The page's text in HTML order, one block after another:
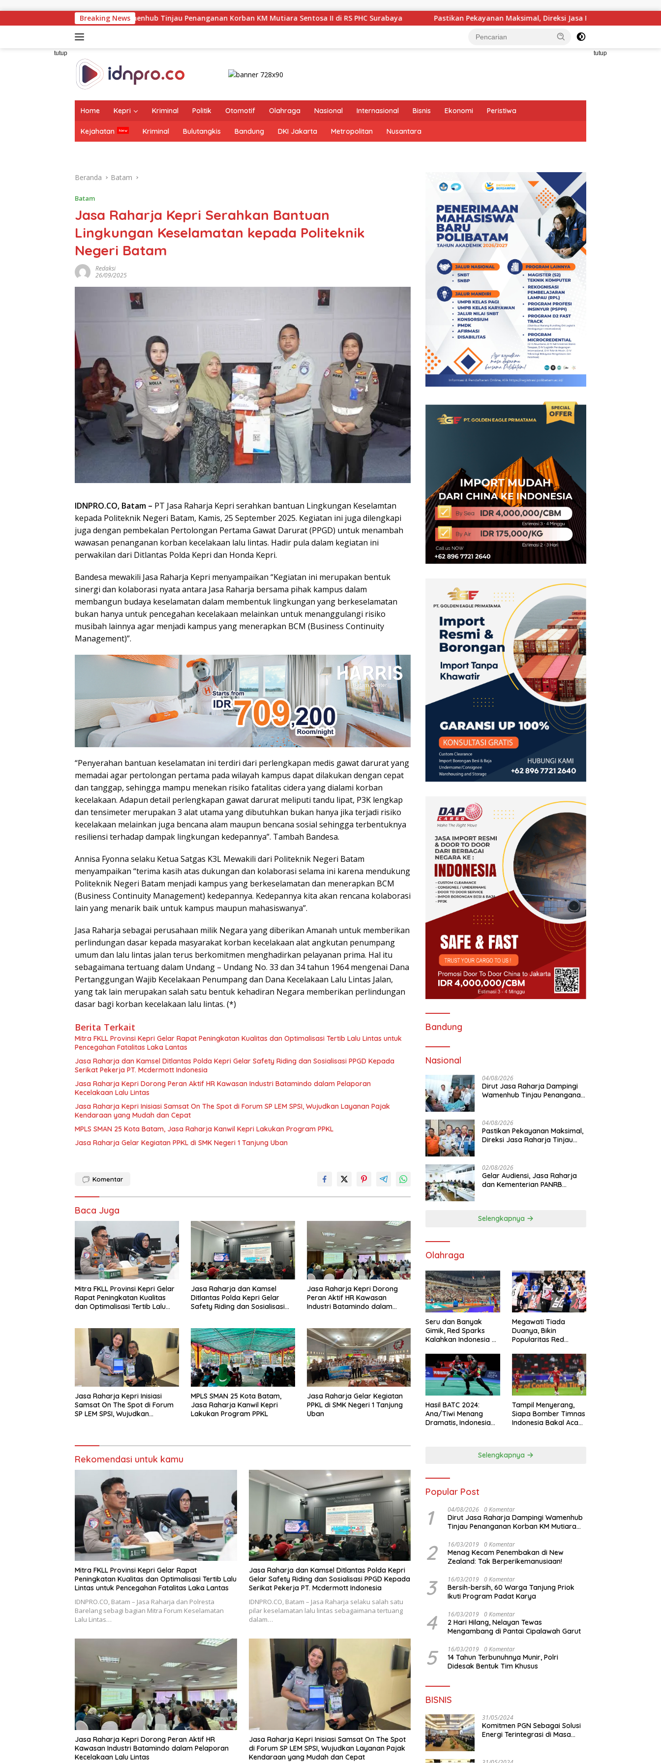
konten
Breaking News
Wamenhub Tinjau Penanganan Korban KM Mutiara Sentosa II di RS PHC Surabaya Pastikan Pekayanan Maksimal, Direksi Jasa Raharja Tinjau Korban Kebakaran KM Mutiara
tutup tutup
Home Kepri Kriminal Politik Otomotif Olahraga Nasional Internasional Bisnis Ekonomi Peristiwa
Kejahatan Kriminal Bulutangkis Bandung DKI Jakarta Metropolitan Nusantara
Beranda Batam
Batam
Jasa Raharja Kepri Serahkan Bantuan
Lingkungan Keselamatan kepada Politeknik
Negeri Batam
Redaksi
26/09/2025
IDNPRO.CO, Batam – PT Jasa Raharja Kepri serahkan bantuan Lingkungan Keselamtan
kepada Politeknik Negeri Batam, Kamis, 25 September 2025. Kegiatan ini juga dilengkapi
juga dengan pembekalan Pertolongan Pertama Gawat Darurat (PPGD) untuk menambah
wawasan penanganan korban kecelakaan lalu lintas. Hadir pula dalam kegiatan ini
perwakilan dari Ditlantas Polda Kepri dan Honda Kepri.
Bandesa mewakili Jasa Raharja Kepri menyampaikan “Kegiatan ini merupakan bentuk
sinergi dan kolaborasi nyata antara Jasa Raharja bersama pihak kampus dalam
membangun budaya keselamatan dalam membentuk lingkungan yang berkeselamatan
bukan hanya untuk pencegahan kecelakaan melainkan untuk menanggulangi risiko
musibah lainnya agar menjadi kampus yang menerapkan BCM (Business Continuity
Management)”.
“Penyerahan bantuan keselamatan ini terdiri dari perlengkapan medis gawat darurat yang
memadai agar pertolongan pertama pada wilayah kampus dapat dilakukan dengan cepat
dan tanggap, sehingga mampu menekan risiko fatalitas cidera yang dialami korban
kecelakaan. Adapun detail perlengkapan gawat darurat meliputi tandu lipat, P3K lengkap
dan tensimeter merupakan 3 alat utama yang dibutuhkan bukan hanya jika terjadi risiko
kecelakaan melainkan juga bencana alam maupun bencana sosial sehingga terbentuknya
resiliensi terhadap dampak lingkungan kedepannya”. Tambah Bandesa.
Annisa Fyonna selaku Ketua Satgas K3L Mewakili dari Politeknik Negeri Batam
menyampaikan “terima kasih atas dukungan dan kolaborasi selama ini karena mendukung
Politeknik Negeri Batam menjadi kampus yang berkeselamatan dan menerapkan BCM
(Business Continuity Management) kedepannya. Kedepannya kita akan rencana kolaborasi
lain yang menarik baik untuk kampus maupun mahasiswanya”.
Jasa Raharja sebagai perusahaan milik Negara yang diberikan Amanah untuk memberikan
perlindungan dasar kepada masyarakat korban kecelakaan alat angkutan penumpang
umum dan lalu lintas jalan terus berkomitmen menghadirkan pelayanan prima. Hal itu
sebagaimana tertuang dalam Undang – Undang No. 33 dan 34 tahun 1964 mengenai Dana
Pertanggungan Wajib Kecelakaan Penumpang dan Dana Kecelakaan Lalu Lintas Jalan,
yang tak lain merupakan salah satu bentuk kehadiran Negara memberikan perlindungan
dasar bagi korban kecelakaan lalu lintas. (*)
Berita Terkait
Mitra FKLL Provinsi Kepri Gelar Rapat Peningkatan Kualitas dan Optimalisasi Tertib Lalu Lintas untuk
Pencegahan Fatalitas Laka Lantas
Jasa Raharja dan Kamsel Ditlantas Polda Kepri Gelar Safety Riding dan Sosialisasi PPGD Kepada
Serikat Pekerja PT. Mcdermott Indonesia
Jasa Raharja Kepri Dorong Peran Aktif HR Kawasan Industri Batamindo dalam Pelaporan
Kecelakaan Lalu Lintas
Jasa Raharja Kepri Inisiasi Samsat On The Spot di Forum SP LEM SPSI, Wujudkan Layanan Pajak
Kendaraan yang Mudah dan Cepat
MPLS SMAN 25 Kota Batam, Jasa Raharja Kanwil Kepri Lakukan Program PPKL
Jasa Raharja Gelar Kegiatan PPKL di SMK Negeri 1 Tanjung Uban
Komentar
Baca Juga
Mitra FKLL Provinsi Kepri Gelar
Rapat Peningkatan Kualitas
dan Optimalisasi Tertib Lalu
Jasa Raharja dan Kamsel
Ditlantas Polda Kepri Gelar
Safety Riding dan Sosialisasi
Jasa Raharja Kepri Dorong
Peran Aktif HR Kawasan
Industri Batamindo dalam
Jasa Raharja Kepri Inisiasi
Samsat On The Spot di Forum
SP LEM SPSI, Wujudkan
MPLS SMAN 25 Kota Batam,
Jasa Raharja Kanwil Kepri
Lakukan Program PPKL
Jasa Raharja Gelar Kegiatan
PPKL di SMK Negeri 1 Tanjung
Uban
Rekomendasi untuk kamu
Mitra FKLL Provinsi Kepri Gelar Rapat
Peningkatan Kualitas dan Optimalisasi Tertib Lalu
Lintas untuk Pencegahan Fatalitas Laka Lantas
IDNPRO.CO, Batam – Jasa Raharja dan Polresta
Barelang sebagi bagian Mitra Forum Keselamatan
Lalu Lintas…
Jasa Raharja dan Kamsel Ditlantas Polda Kepri
Gelar Safety Riding dan Sosialisasi PPGD Kepada
Serikat Pekerja PT. Mcdermott Indonesia
IDNPRO.CO, Batam – Jasa Raharja selaku salah satu
pilar keselamatan lalu lintas sebagaimana tertuang
dalam…
Jasa Raharja Kepri Dorong Peran Aktif HR
Kawasan Industri Batamindo dalam Pelaporan
Kecelakaan Lalu Lintas
Jasa Raharja Kepri Inisiasi Samsat On The Spot
di Forum SP LEM SPSI, Wujudkan Layanan Pajak
Kendaraan yang Mudah dan Cepat
Bandung
Nasional
04/08/2026
Dirut Jasa Raharja Dampingi
Wamenhub Tinjau Penanganan
04/08/2026
Pastikan Pekayanan Maksimal,
Direksi Jasa Raharja Tinjau
02/08/2026
Gelar Audiensi, Jasa Raharja
dan Kementerian PANRB
Selengkapnya
Olahraga
Seru dan Banyak
Gimik, Red Sparks
Kalahkan Indonesia All
Megawati Tiada
Duanya, Bikin
Popularitas Red
Hasil BATC 2024:
Ana/Tiwi Menang
Dramatis, Indonesia
Tampil Menyerang,
Siapa Bomber Timnas
Indonesia Bakal Acak-
Selengkapnya
Popular Post
1 04/08/2026 0 Komentar
Dirut Jasa Raharja Dampingi Wamenhub
Tinjau Penanganan Korban KM Mutiara
2 16/03/2019 0 Komentar
Menag Kecam Penembakan di New
Zealand: Tak Berperikemanusiaan!
3 16/03/2019 0 Komentar
Bersih-bersih, 60 Warga Tanjung Priok
Ikuti Program Padat Karya
4 16/03/2019 0 Komentar
2 Hari Hilang, Nelayan Tewas
Mengambang di Pantai Cipalawah Garut
5 16/03/2019 0 Komentar
14 Tahun Terbunuhnya Munir, Polri
Didesak Bentuk Tim Khusus
BISNIS
31/05/2024
Komitmen PGN Sebagai Solusi
Energi Terintegrasi di Masa